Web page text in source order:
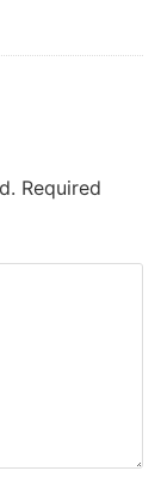
Required